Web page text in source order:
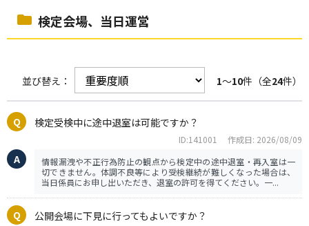
検定会場、当日運営
並び替え： 1～10件（全24件）
検定受検中に途中退室は可能ですか？
ID:141001
作成日: 2026/08/09
情報漏洩や不正行為防止の観点から検定中の途中退室・再入室は一
切できません。体調不良等により受検継続が難しくなった場合は、
当日係員にお申し出いただき、退室の許可を得てください。一...
公開会場に下見に行ってもよいですか？